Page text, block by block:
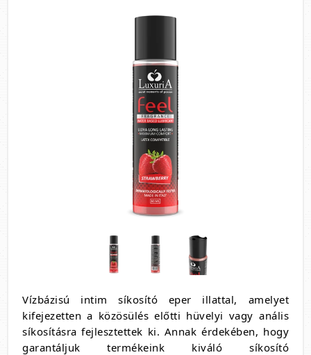
Vízbázisú intim síkosító eper illattal, amelyet
kifejezetten a közösülés előtti hüvelyi vagy anális
síkosításra fejlesztettek ki. Annak érdekében, hogy
garantáljuk termékeink kiváló síkosító